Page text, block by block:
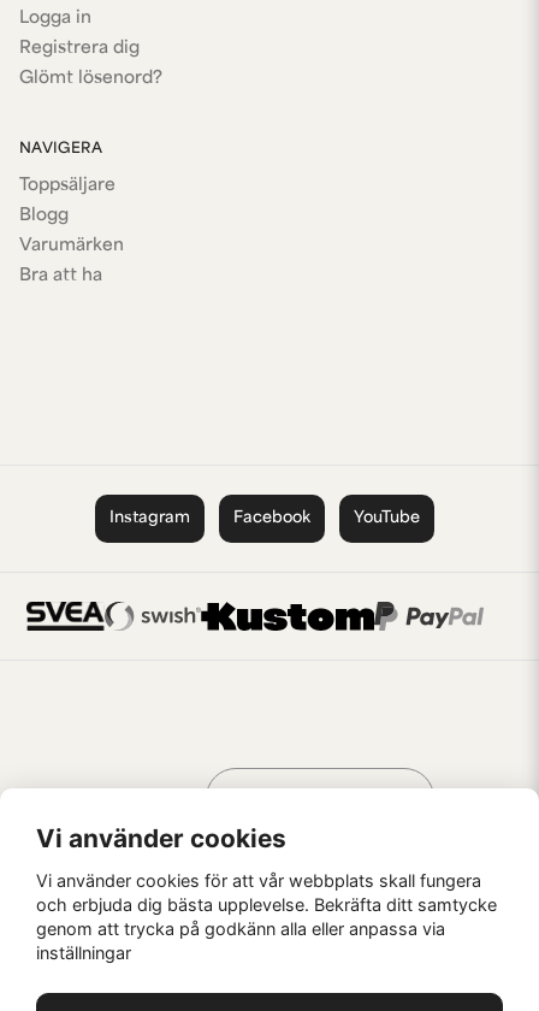
Logga in
Registrera dig
Glömt lösenord?
NAVIGERA
Toppsäljare
Blogg
Varumärken
Bra att ha
Instagram Facebook YouTube
Kaffebrus AB, Förskeppsgatan 2, 271 55 Ystad
AV KREATÖRER
Vi använder cookies
Vi använder cookies för att vår webbplats skall fungera
och erbjuda dig bästa upplevelse. Bekräfta ditt samtycke
genom att trycka på godkänn alla eller anpassa via
inställningar